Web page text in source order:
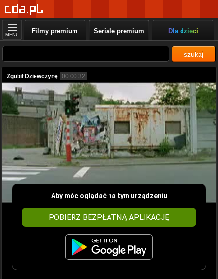
MENU Filmy premium Seriale premium Dla dzieci
szukaj
Zgubił Dziewczynę 00:00:32
Aby móc oglądać na tym urządzeniu
POBIERZ BEZPŁATNĄ APLIKACJĘ